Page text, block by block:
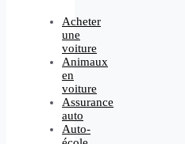
Acheter
une
voiture
Animaux
en
voiture
Assurance
auto
Auto-